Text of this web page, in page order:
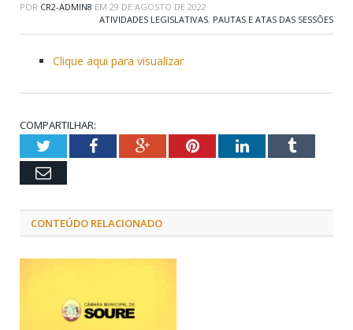
POR CR2-ADMIN8 EM 29 DE AGOSTO DE 2022
ATIVIDADES LEGISLATIVAS, PAUTAS E ATAS DAS SESSÕES
Clique aqui para visualizar
COMPARTILHAR:
TwitterFacebookGoogle+PinterestLinkedInTumblr
Email
CONTEÚDO RELACIONADO